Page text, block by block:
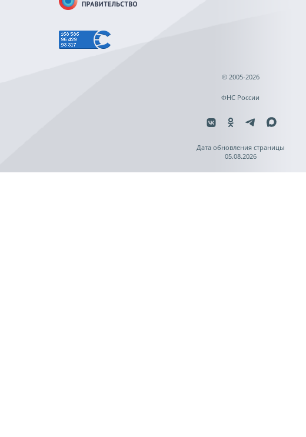
© 2005-2026
ФНС России
Дата обновления страницы
05.08.2026